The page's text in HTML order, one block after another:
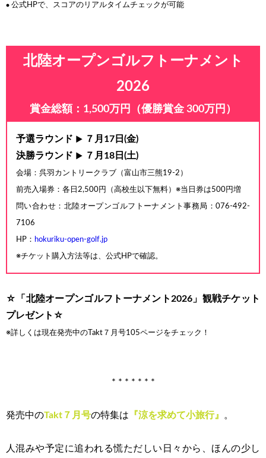
● 公式HPで、スコアのリアルタイムチェックが可能
北陸オープンゴルフトーナメント
2026
賞金総額：1,500万円（優勝賞金 300万円）
予選ラウンド ▶
７月17日(金)
決勝ラウンド
▶ ７月18日(土)
会場：呉羽カントリークラブ（富山市三熊19-2）
前売入場券：各日2,500円（高校生以下無料）※当日券は500円増
問い合わせ：北陸オープンゴルフトーナメント事務局：076-492-
7106
HP： hokuriku-open-golf.jp
※チケット購入方法等は、公式HPで確認。
☆「北陸オープンゴルフトーナメント2026」観戦チケット
プレゼント☆
※詳しくは現在発売中のTakt７月号105ページをチェック！
* * * * * * *
発売中のTakt７月号の特集は 『涼を求めて小旅行』 。
人混みや予定に追われる慌ただしい日々から、ほんの少し